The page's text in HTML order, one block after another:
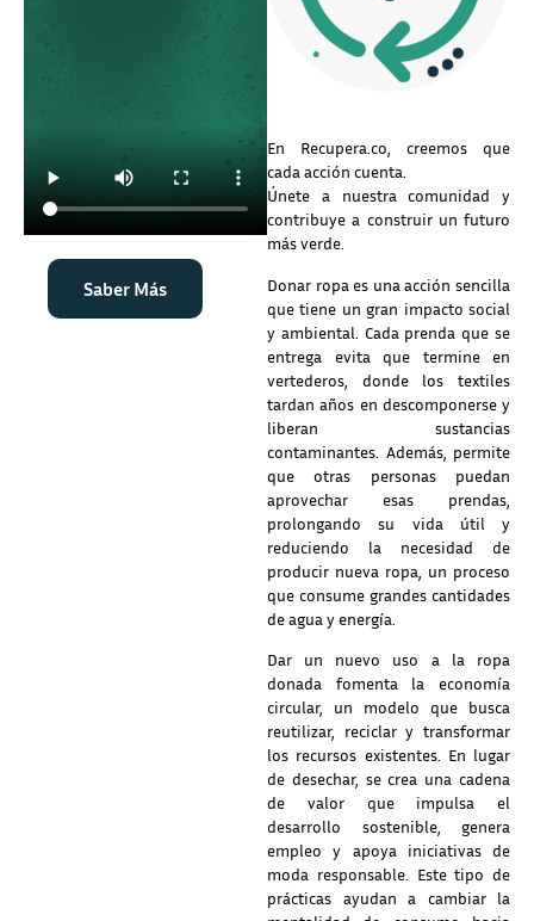
Saber Más
En Recupera.co, creemos que
cada acción cuenta.
Únete a nuestra comunidad y
contribuye a construir un futuro
más verde.
Donar ropa es una acción sencilla
que tiene un gran impacto social
y ambiental. Cada prenda que se
entrega evita que termine en
vertederos, donde los textiles
tardan años en descomponerse y
liberan sustancias
contaminantes. Además, permite
que otras personas puedan
aprovechar esas prendas,
prolongando su vida útil y
reduciendo la necesidad de
producir nueva ropa, un proceso
que consume grandes cantidades
de agua y energía.
Dar un nuevo uso a la ropa
donada fomenta la economía
circular, un modelo que busca
reutilizar, reciclar y transformar
los recursos existentes. En lugar
de desechar, se crea una cadena
de valor que impulsa el
desarrollo sostenible, genera
empleo y apoya iniciativas de
moda responsable. Este tipo de
prácticas ayudan a cambiar la